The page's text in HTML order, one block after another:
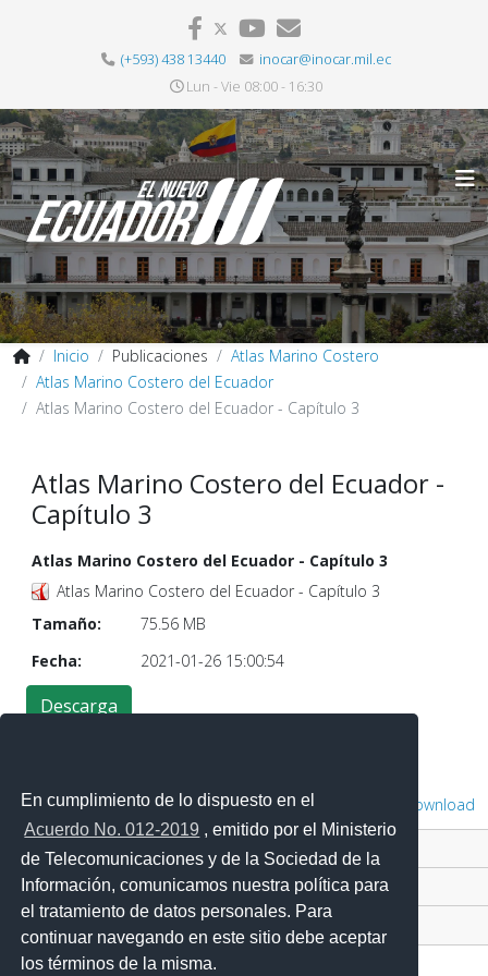
En cumplimiento de lo dispuesto en el
Acuerdo No. 012-2019 , emitido por el Ministerio
de Telecomunicaciones y de la Sociedad de la
Información, comunicamos nuestra política para
el tratamiento de datos personales. Para
continuar navegando en este sitio debe aceptar
los términos de la misma.
(+593) 438 13440
inocar@inocar.mil.ec
Lun - Vie 08:00 - 16:30
Inicio Publicaciones
Atlas Marino Costero
Atlas Marino Costero del Ecuador
Atlas Marino Costero del Ecuador - Capítulo 3
Atlas Marino Costero del Ecuador -
Capítulo 3
Atlas Marino Costero del Ecuador - Capítulo 3
Atlas Marino Costero del Ecuador - Capítulo 3
Tamaño:
75.56 MB
Fecha:
2021-01-26 15:00:54
Powered by Phoca Download
Contacto Ciudadano Digital
Portal Trámites Ciudadanos
Sistema Nacional de Información (SNI)